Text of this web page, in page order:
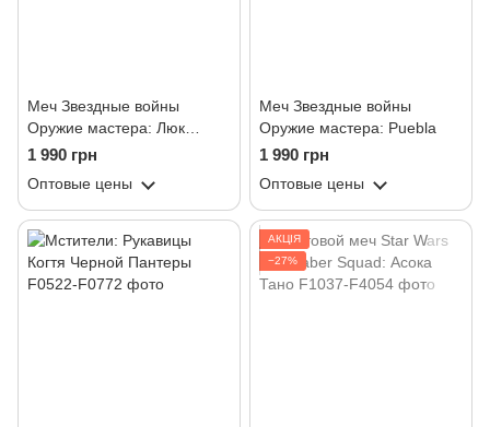
Меч Звездные войны
Оружие мастера: Люк
Скайвокер
1 990 грн
Оптовые цены
Меч Звездные войны
Оружие мастера: Puebla
1 990 грн
Оптовые цены
АКЦІЯ
−27%